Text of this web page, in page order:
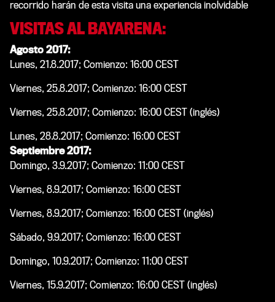
recorrido harán de esta visita una experiencia inolvidable
VISITAS AL BAYARENA:
Agosto 2017:
Lunes, 21.8.2017; Comienzo: 16:00 CEST
Viernes, 25.8.2017; Comienzo: 16:00 CEST
Viernes, 25.8.2017; Comienzo: 16:00 CEST (inglés)
Lunes, 28.8.2017; Comienzo: 16:00 CEST
Septiembre 2017:
Domingo, 3.9.2017; Comienzo: 11:00 CEST
Viernes, 8.9.2017; Comienzo: 16:00 CEST
Viernes, 8.9.2017; Comienzo: 16:00 CEST (inglés)
Sábado, 9.9.2017; Comienzo: 16:00 CEST
Domingo, 10.9.2017; Comienzo: 11:00 CEST
Viernes, 15.9.2017; Comienzo: 16:00 CEST (inglés)